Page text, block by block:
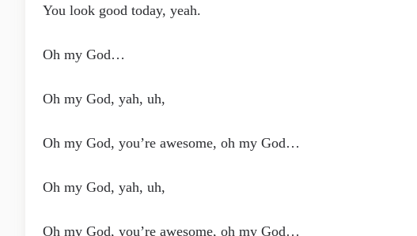
You look good today, yeah.
Oh my God…
Oh my God, yah, uh,
Oh my God, you’re awesome, oh my God…
Oh my God, yah, uh,
Oh my God, you’re awesome, oh my God…